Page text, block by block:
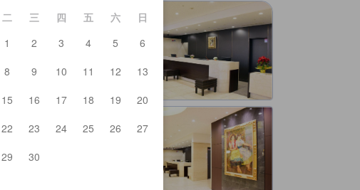
二 三 四 五 六
日
1
2 3 4 5
6
8 9 10 11 12
13
15 16 17 18 19
20
22 23 24 25 26
27
29 30